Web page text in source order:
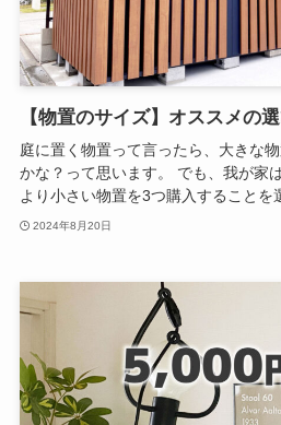
【物置のサイズ】オススメの
庭に置く物置って言ったら、大きな
かな？って思います。 でも、我が家
より小さい物置を3つ購入することを
2024年8月20日